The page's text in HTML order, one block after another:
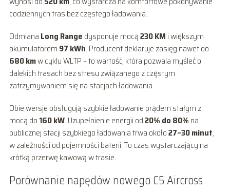
codziennych tras bez częstego ładowania.
Odmiana Long Range dysponuje mocą230 KM i większym
akumulatorem 97 kWh. Producent deklaruje zasięg nawet do
680 kmw cyklu WLTP – to wartość, która pozwala myśleć o
dalekich trasach bez stresu związanego z częstym
zatrzymywaniem się na stacjach ładowania.
Obie wersje obsługują szybkie ładowanie prądem stałym z
mocą do 160 kW. Uzupełnienie energii od20% do 80% na
publicznej stacji szybkiego ładowania trwa około27–30 minut,
w zależności od pojemności baterii. To czas wystarczający na
krótką przerwę kawową w trasie.
Porównanie napędów nowego C5 Aircross